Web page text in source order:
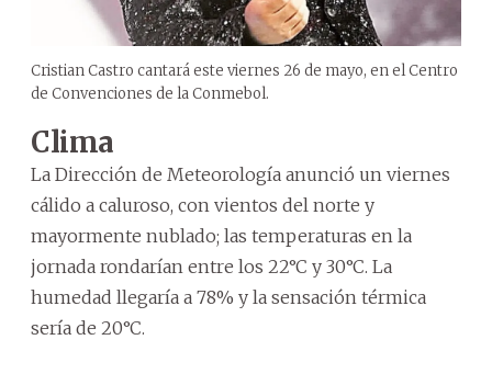
Cristian Castro cantará este viernes 26 de mayo, en el Centro
de Convenciones de la Conmebol.
Clima
La Dirección de Meteorología anunció un viernes
cálido a caluroso, con vientos del norte y
mayormente nublado; las temperaturas en la
jornada rondarían entre los 22°C y 30°C. La
humedad llegaría a 78% y la sensación térmica
sería de 20°C.